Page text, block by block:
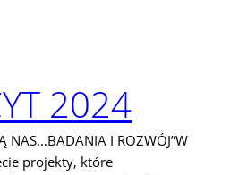
2024
NAS…BADANIA I ROZWÓJ”W
projekty, które